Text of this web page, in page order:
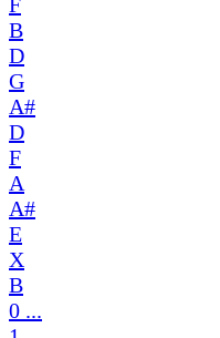
B
D
G
A#
D
F
A
A#
E
X
B
0 ...